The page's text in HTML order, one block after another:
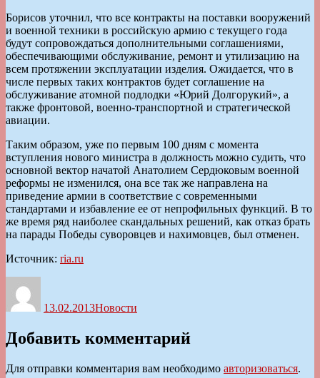
Борисов уточнил, что все контракты на поставки вооружений
и военной техники в российскую армию с текущего года
будут сопровождаться дополнительными соглашениями,
обеспечивающими обслуживание, ремонт и утилизацию на
всем протяжении эксплуатации изделия. Ожидается, что в
числе первых таких контрактов будет соглашение на
обслуживание атомной подлодки «Юрий Долгорукий», а
также фронтовой, военно-транспортной и стратегической
авиации.
Таким образом, уже по первым 100 дням с момента
вступления нового министра в должность можно судить, что
основной вектор начатой Анатолием Сердюковым военной
реформы не изменился, она все так же направлена на
приведение армии в соответствие с современными
стандартами и избавление ее от непрофильных функций. В то
же время ряд наиболее скандальных решений, как отказ брать
на парады Победы суворовцев и нахимовцев, был отменен.
Источник: ria.ru
13.02.2013Новости
Добавить комментарий
Для отправки комментария вам необходимо авторизоваться.